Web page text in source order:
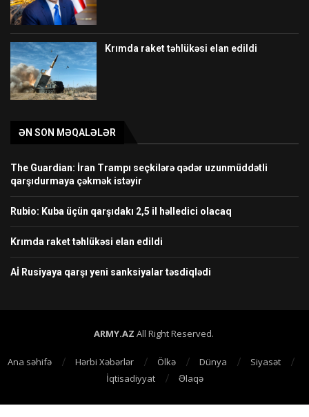
Krımda raket təhlükəsi elan edildi
ƏN SON MƏQALƏLƏR
The Guardian: İran Trampı seçkilərə qədər uzunmüddətli
qarşıdurmaya çəkmək istəyir
Rubio: Kuba üçün qarşıdakı 2,5 il həlledici olacaq
Krımda raket təhlükəsi elan edildi
Aİ Rusiyaya qarşı yeni sanksiyalar təsdiqlədi
ARMY.AZ All Right Reserved.
Ana səhifə Hərbi Xəbərlər Ölkə Dünya
Siyasət
İqtisadiyyat
Əlaqə